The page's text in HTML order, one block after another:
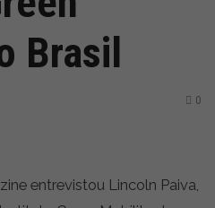
Brasil
0
entrevistou Lincoln Paiva,